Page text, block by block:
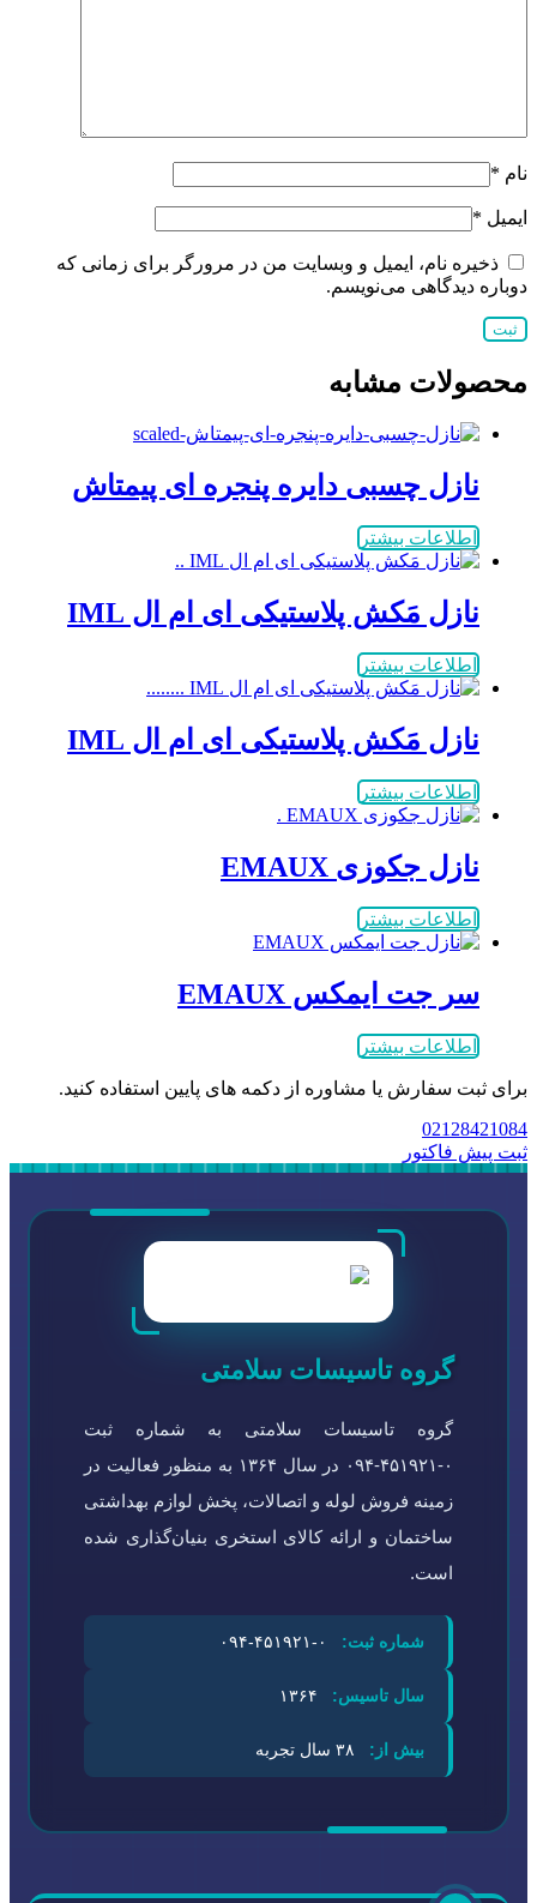
نام *
ایمیل *
ذخیره نام، ایمیل و وبسایت من در مرورگر برای زمانی که
دوباره دیدگاهی می‌نویسم.
محصولات مشابه
نازل چسبی دایره پنجره ای پیمتاش
اطلاعات بیشتر
نازل مَکش پلاستیکی ای ام ال IML
اطلاعات بیشتر
نازل مَکش پلاستیکی ای ام ال IML
اطلاعات بیشتر
نازل جکوزی EMAUX
اطلاعات بیشتر
سر جت ایمکس EMAUX
اطلاعات بیشتر
برای ثبت سفارش یا مشاوره از دکمه های پایین استفاده کنید.
02128421084
ثبت پیش فاکتور
گروه تاسیسات سلامتی
گروه تاسیسات سلامتی به شماره ثبت
۰-۴۵۱۹۲۱-۰۹۴ در سال ۱۳۶۴ به منظور فعالیت در
زمینه فروش لوله و اتصالات، پخش لوازم بهداشتی
ساختمان و ارائه کالای استخری بنیان‌گذاری شده
است.
شماره ثبت:
سال تاسیس:
بیش از: